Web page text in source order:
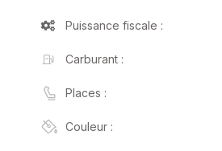
Puissance fiscale :
Carburant :
Places :
Couleur :